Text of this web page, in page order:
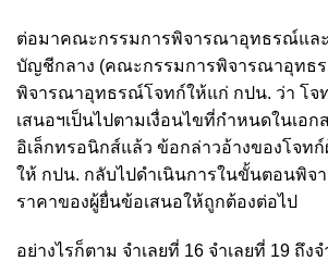
ต่อมาคณะกรรมการพิจารณาอุทธรณ์และ
บัญชีกลาง (คณะกรรมการพิจารณาอุทธร
พิจารณาอุทธรณ์โจทก์ให้แก่ กปน. ว่า โ
เสนอฯเป็นไปตามเงื่อนไขที่กำหนดในเอก
อิเล็กทรอนิกส์แล้ว ข้อกล่าวอ้างของโจท
ให้ กปน. กลับไปดำเนินการในขั้นตอนพิจ
ราคาของผู้ยื่นข้อเสนอให้ถูกต้องต่อไป
อย่างไรก็ตาม จำเลยที่ 16 จำเลยที่ 19 ถึงจ